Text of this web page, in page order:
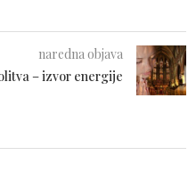
naredna objava
– izvor energije